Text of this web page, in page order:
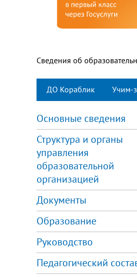
Сведения об
ДО Кораблик Учим-
Основные сведения
Структура и органы
управления
образовательной
организацией
Документы
Образование
Руководство
Педагогический